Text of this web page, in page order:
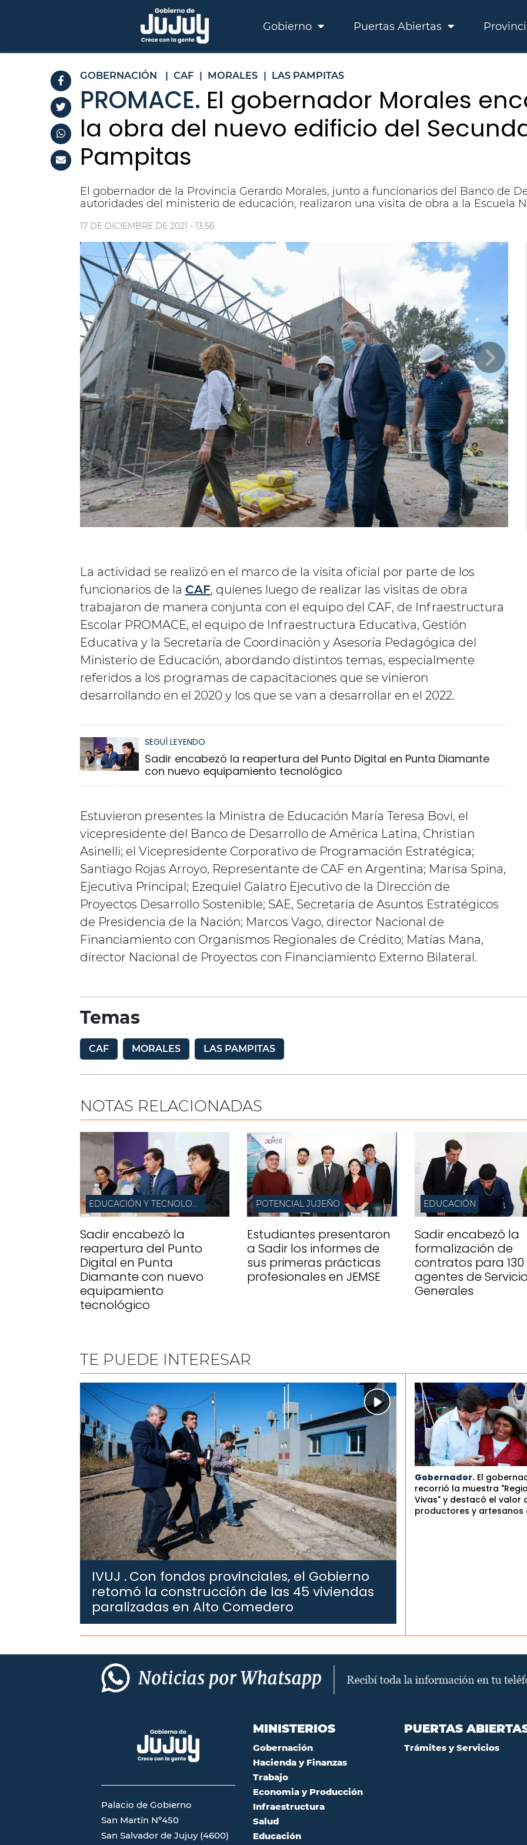
Gobierno Puertas Abiertas
GOBERNACIÓN | CAF | MORALES | LAS PAMPITAS
PROMACE. El gobernador Morales
la obra del nuevo edificio del
Pampitas
El gobernador de la Provincia Gerardo Morales, junto a funcionarios del Banco de
autoridades del ministerio de educación, realizaron una visita de obra a la Escuela
17 DE DICIEMBRE DE 2021 - 13:56
La actividad se realizó en el marco de la visita oficial por parte de los
funcionarios de la CAF, quienes luego de realizar las visitas de obra
trabajaron de manera conjunta con el equipo del CAF, de Infraestructura
Escolar PROMACE, el equipo de Infraestructura Educativa, Gestión
Educativa y la Secretaría de Coordinación y Asesoría Pedagógica del
Ministerio de Educación, abordando distintos temas, especialmente
referidos a los programas de capacitaciones que se vinieron
desarrollando en el 2020 y los que se van a desarrollar en el 2022.
SEGUÍ LEYENDO
Sadir encabezó la reapertura del Punto Digital en Punta Diamante
con nuevo equipamiento tecnológico
Estuvieron presentes la Ministra de Educación María Teresa Bovi, el
vicepresidente del Banco de Desarrollo de América Latina, Christian
Asinelli; el Vicepresidente Corporativo de Programación Estratégica;
Santiago Rojas Arroyo, Representante de CAF en Argentina; Marisa Spina,
Ejecutiva Principal; Ezequiel Galatro Ejecutivo de la Dirección de
Proyectos Desarrollo Sostenible; SAE, Secretaria de Asuntos Estratégicos
de Presidencia de la Nación; Marcos Vago, director Nacional de
Financiamiento con Organismos Regionales de Crédito; Matías Mana,
director Nacional de Proyectos con Financiamiento Externo Bilateral.
Temas
CAF MORALES LAS PAMPITAS
NOTAS RELACIONADAS
EDUCACIÓN Y TECNOLOGÍA
Sadir encabezó la
reapertura del Punto
Digital en Punta
Diamante con nuevo
equipamiento
tecnológico
POTENCIAL JUJEÑO
Estudiantes presentaron
a Sadir los informes de
sus primeras prácticas
profesionales en JEMSE
EDUCACIÓN
Sadir encabezó la
formalización de
contratos para 130
agentes de
Generales
TE PUEDE INTERESAR
IVUJ .Con fondos provinciales, el Gobierno
retomó la construcción de las 45 viviendas
paralizadas en Alto Comedero
Gobernador. El
recorrió la muestra
Vivas" y destacó el valor
productores y artesanos
Palacio de Gobierno
San Martín Nº450
San Salvador de Jujuy (4600)
MINISTERIOS
Gobernación
Hacienda y Finanzas
Trabajo
Economia y Producción
Infraestructura
Salud
Educación
PUERTAS
Trámites y Servicios